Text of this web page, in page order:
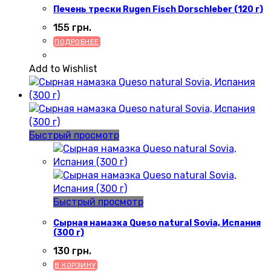
Печень трески Rugen Fisch Dorschleber (120 г)
155 грн.
ПОДРОБНЕЕ
Add to Wishlist
Быстрый просмотр
Быстрый просмотр
Сырная намазка Queso natural Sovia, Испания
(300 г)
130 грн.
В КОРЗИНУ